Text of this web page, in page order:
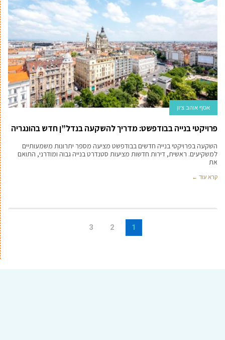
אסף אוהב ציון
פרויקטי בנייה בבודפשט: מדריך להשקעה בנדל”ן חדש בהונגריה
השקעה בפרויקטי בנייה חדשים בבודפשט מציעה מספר יתרונות משמעותיים
למשקיעים. ראשית, דירות חדשות מציעות סטנדרט בנייה גבוה ומודרני, התואם
את
קרא עוד ←
1
2
3